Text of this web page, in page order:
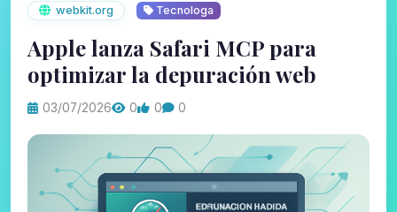
webkit.org Tecnologa
Apple lanza Safari MCP para
optimizar la depuración web
03/07/2026 0 0 0